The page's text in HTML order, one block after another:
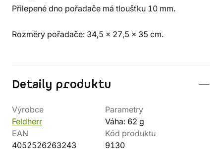
Přilepené dno pořadače má tloušťku 10 mm.
Rozměry pořadače: 34,5 x 27,5 x 35 cm.
Detaily produktu
Výrobce
Feldherr
Parametry
Váha: 62 g
EAN
4052526263243
Kód produktu
9130